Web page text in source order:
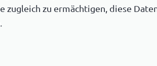
zugleich zu ermächtigen, diese